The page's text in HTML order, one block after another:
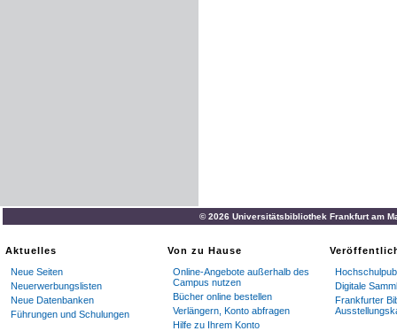
© 2026 Universitätsbibliothek Frankfurt am
Aktuelles
Neue Seiten
Neuerwerbungslisten
Neue Datenbanken
Führungen und Schulungen
Von zu Hause
Online-Angebote außerhalb des
Campus nutzen
Bücher online bestellen
Verlängern, Konto abfragen
Hilfe zu Ihrem Konto
Digitale
Frankfurter